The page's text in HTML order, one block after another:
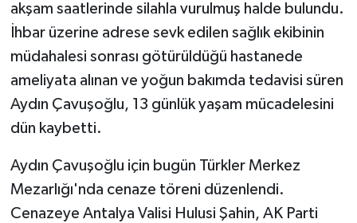
akşam saatlerinde silahla vurulmuş halde bulundu.
İhbar üzerine adrese sevk edilen sağlık ekibinin
müdahalesi sonrası götürüldüğü hastanede
ameliyata alınan ve yoğun bakımda tedavisi süren
Aydın Çavuşoğlu, 13 günlük yaşam mücadelesini
dün kaybetti.
Aydın Çavuşoğlu için bugün Türkler Merkez
Mezarlığı'nda cenaze töreni düzenlendi.
Cenazeye Antalya Valisi Hulusi Şahin, AK Parti